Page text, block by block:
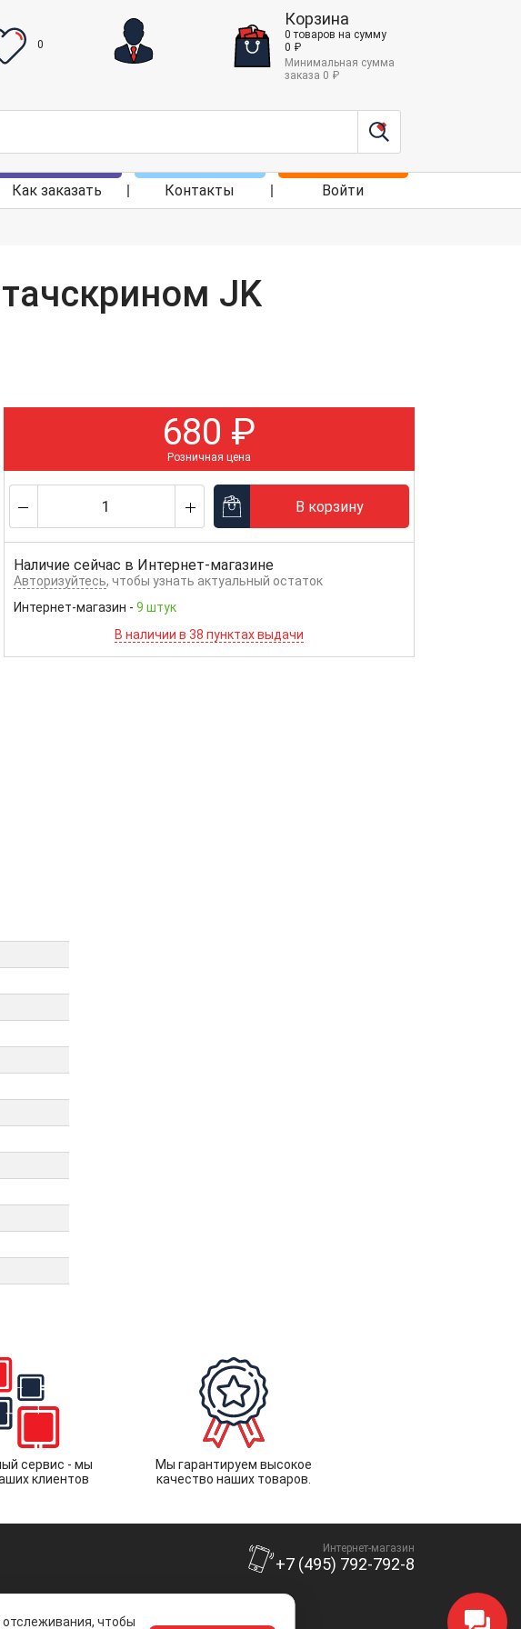
0
Корзина
0 товаров на сумму
0 ₽
Минимальная сумма
заказа 0 ₽
Как заказать Контакты Войти
JK
680 ₽
Розничная цена
В корзину
Наличие сейчас в Интернет-магазине
Авторизуйтесь, чтобы узнать актуальный остаток
Интернет-магазин - 9 штук
В наличии в 38 пунктах выдачи
сервис - мы
клиентов
Мы гарантируем высокое
качество наших товаров.
Интернет-магазин
+7 (495) 792-792-8
отслеживания, чтобы